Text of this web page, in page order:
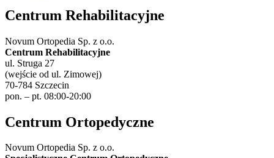
Centrum Rehabilitacyjne
Novum Ortopedia Sp. z o.o.
Centrum Rehabilitacyjne
ul. Struga 27
(wejście od ul. Zimowej)
70-784 Szczecin
pon. – pt. 08:00-20:00
Centrum Ortopedyczne
Novum Ortopedia Sp. z o.o.